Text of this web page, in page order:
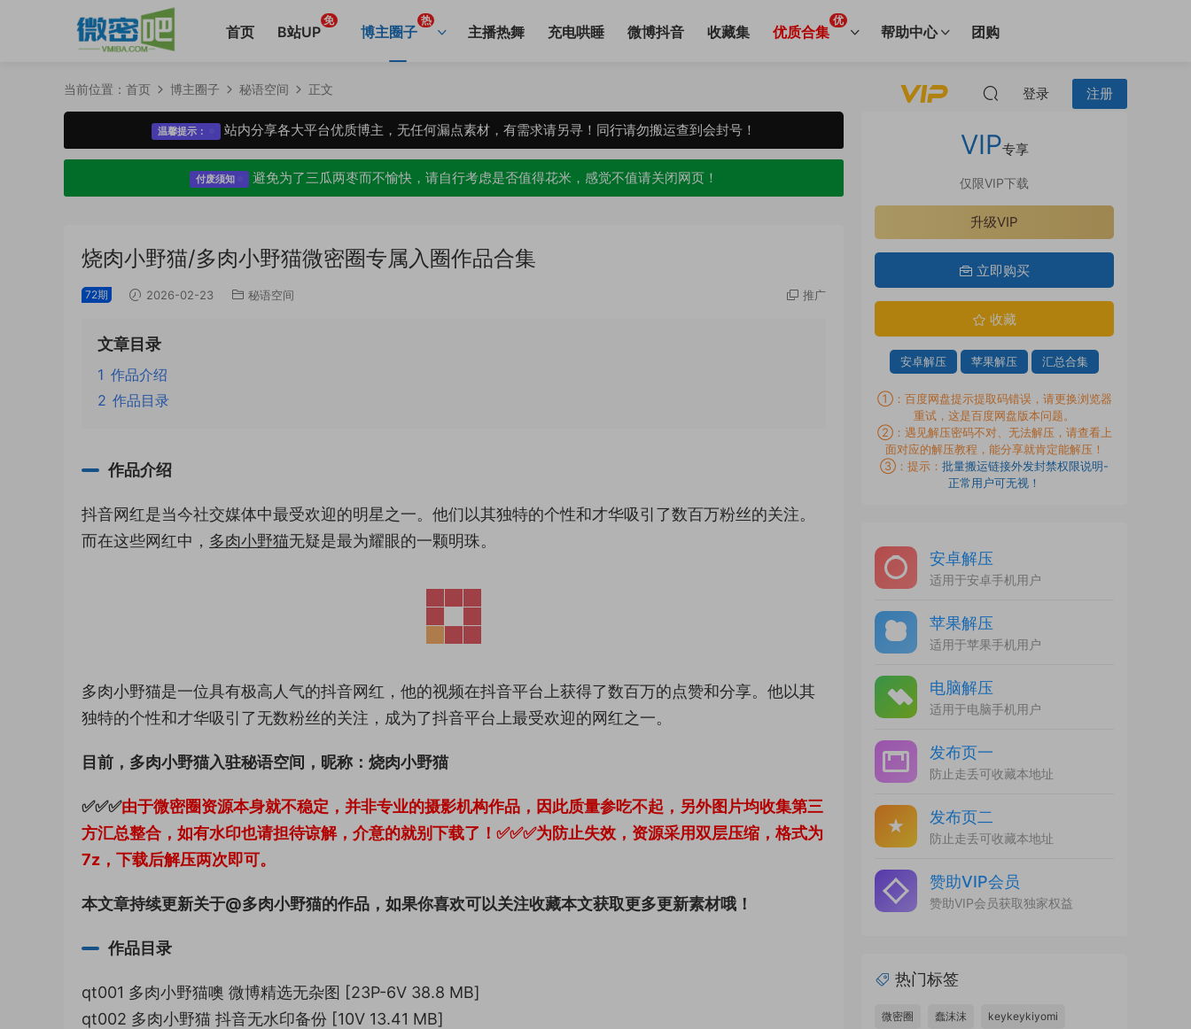
首页 B站UP
免
博主圈子
热
主播热舞 充电哄睡 微博抖音 收藏集 优质合集
优
帮助中心 团购
登录 注册
当前位置： 首页 博主圈子 秘语空间 正文
温馨提示： 站内分享各大平台优质博主，无任何漏点素材，有需求请另寻！同行请勿搬运查到会封号！
付废须知 避免为了三瓜两枣而不愉快，请自行考虑是否值得花米，感觉不值请关闭网页！
烧肉小野猫/多肉小野猫微密圈专属入圈作品合集
72期 2026-02-23 秘语空间 推广
文章目录
1 作品介绍
2 作品目录
作品介绍
抖音网红是当今社交媒体中最受欢迎的明星之一。他们以其独特的个性和才华吸引了数百万粉丝的关注。
而在这些网红中， 多肉小野猫无疑是最为耀眼的一颗明珠。
多肉小野猫是一位具有极高人气的抖音网红，他的视频在抖音平台上获得了数百万的点赞和分享。他以其
独特的个性和才华吸引了无数粉丝的关注，成为了抖音平台上最受欢迎的网红之一。
目前，多肉小野猫入驻秘语空间，昵称：烧肉小野猫
✅✅✅由于微密圈资源本身就不稳定，并非专业的摄影机构作品，因此质量参吃不起，另外图片均收集第三
方汇总整合，如有水印也请担待谅解，介意的就别下载了！✅✅✅为防止失效，资源采用双层压缩，格式为
7z，下载后解压两次即可。
本文章持续更新关于@多肉小野猫的作品，如果你喜欢可以关注收藏本文获取更多更新素材哦！
作品目录
qt001 多肉小野猫噢 微博精选无杂图 [23P-6V 38.8 MB]
qt002 多肉小野猫 抖音无水印备份 [10V 13.41 MB]
VIP专享
仅限VIP下载
升级VIP
立即购买
收藏
安卓解压 苹果解压 汇总合集
①：百度网盘提示提取码错误，请更换浏览器
重试，这是百度网盘版本问题。
②：遇见解压密码不对、无法解压，请查看上
面对应的解压教程，能分享就肯定能解压！
③：提示： 批量搬运链接外发封禁权限说明-
正常用户可无视！
安卓解压
适用于安卓手机用户
苹果解压
适用于苹果手机用户
电脑解压
适用于电脑手机用户
发布页一
防止走丢可收藏本地址
发布页二
防止走丢可收藏本地址
赞助VIP会员
赞助VIP会员获取独家权益
热门标签
微密圈 蠢沫沫 keykeykiyomi